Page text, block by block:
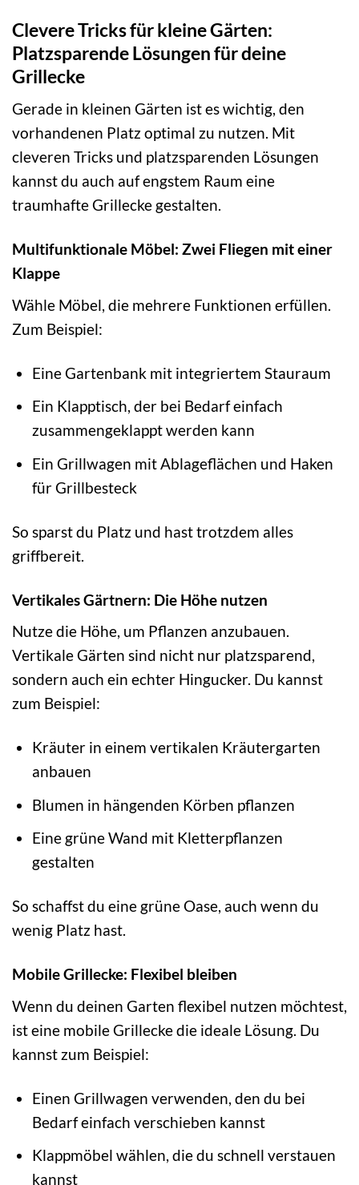
Clevere Tricks für kleine Gärten:
Platzsparende Lösungen für deine
Grillecke
Gerade in kleinen Gärten ist es wichtig, den
vorhandenen Platz optimal zu nutzen. Mit
cleveren Tricks und platzsparenden Lösungen
kannst du auch auf engstem Raum eine
traumhafte Grillecke gestalten.
Multifunktionale Möbel: Zwei Fliegen mit einer
Klappe
Wähle Möbel, die mehrere Funktionen erfüllen.
Zum Beispiel:
Eine Gartenbank mit integriertem Stauraum
Ein Klapptisch, der bei Bedarf einfach
zusammengeklappt werden kann
Ein Grillwagen mit Ablageflächen und Haken
für Grillbesteck
So sparst du Platz und hast trotzdem alles
griffbereit.
Vertikales Gärtnern: Die Höhe nutzen
Nutze die Höhe, um Pflanzen anzubauen.
Vertikale Gärten sind nicht nur platzsparend,
sondern auch ein echter Hingucker. Du kannst
zum Beispiel:
Kräuter in einem vertikalen Kräutergarten
anbauen
Blumen in hängenden Körben pflanzen
Eine grüne Wand mit Kletterpflanzen
gestalten
So schaffst du eine grüne Oase, auch wenn du
wenig Platz hast.
Mobile Grillecke: Flexibel bleiben
Wenn du deinen Garten flexibel nutzen möchtest,
ist eine mobile Grillecke die ideale Lösung. Du
kannst zum Beispiel:
Einen Grillwagen verwenden, den du bei
Bedarf einfach verschieben kannst
Klappmöbel wählen, die du schnell verstauen
kannst